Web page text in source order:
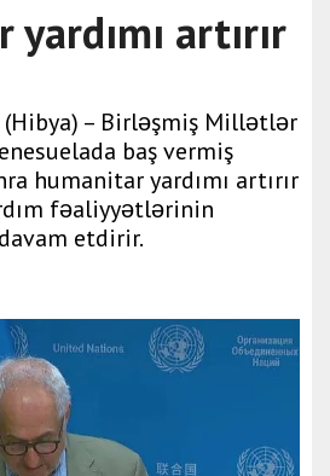
artırır
(Hibya) – Birləşmiş Millətlər
baş vermiş
humanitar yardımı artırır
fəaliyyətlərinin
etdirir.